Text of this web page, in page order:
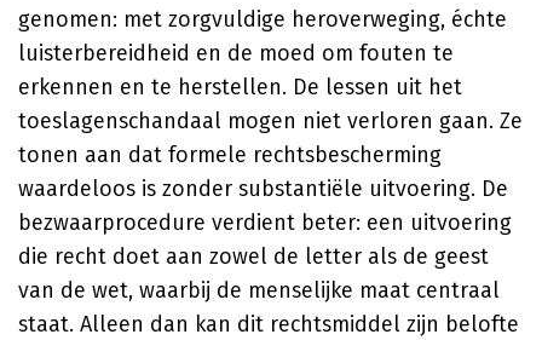
genomen: met zorgvuldige heroverweging, échte
luisterbereidheid en de moed om fouten te
erkennen en te herstellen. De lessen uit het
toeslagenschandaal mogen niet verloren gaan. Ze
tonen aan dat formele rechtsbescherming
waardeloos is zonder substantiële uitvoering. De
bezwaarprocedure verdient beter: een uitvoering
die recht doet aan zowel de letter als de geest
van de wet, waarbij de menselijke maat centraal
staat. Alleen dan kan dit rechtsmiddel zijn belofte